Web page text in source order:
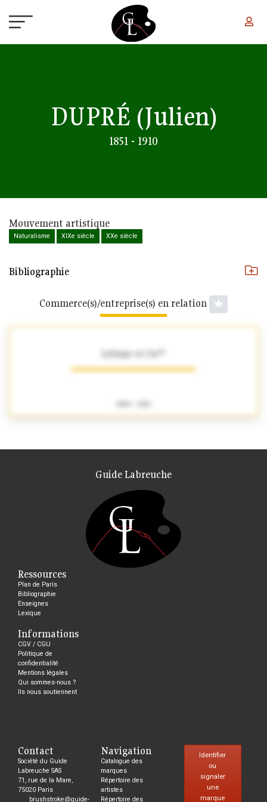
DUPRÉ (Julien)
1851 - 1910
Mouvement artistique
Naturalisme XIXe siècle XXe siècle
Bibliographie
Commerce(s)/entreprise(s) en relation
Lefranc et Cie**
Guide Labreuche
Ressources
Plan de Paris
Bibliographie
Enseignes
Lexique
Informations
CGV / CGU
Politique de
confidentialité
Mentions légales
Qui sommes-nous ?
Ils nous soutiennent
Contact
Société du Guide
Labreuche SAS
71, rue de la Mare,
75020 Paris
brushstroke@guide-
Navigation
Catalogue des
marques
Répertoire des
artistes
Répertoire des
Identifier
ou
signaler
une
marque